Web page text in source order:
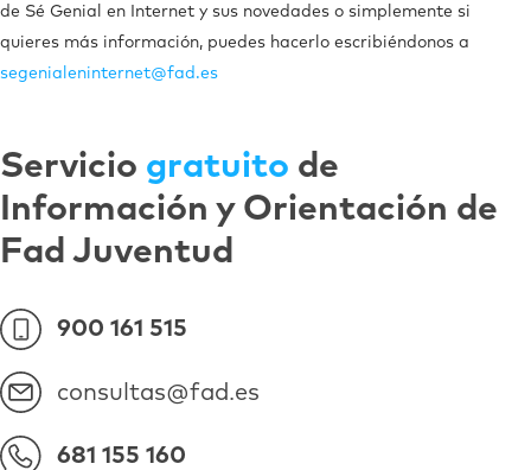
de Sé Genial en Internet y sus novedades o simplemente si
quieres más información, puedes hacerlo escribiéndonos a
segenialeninternet@fad.es
Servicio gratuito de
Información y Orientación de
Fad Juventud
900 161 515
consultas@fad.es
681 155 160